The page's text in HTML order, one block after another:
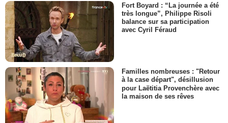
Fort Boyard : “La journée a été
très longue”, Philippe Risoli
balance sur sa participation
avec Cyril Féraud
Familles nombreuses : "Retour
à la case départ", désillusion
pour Laëtitia Provenchère avec
la maison de ses rêves